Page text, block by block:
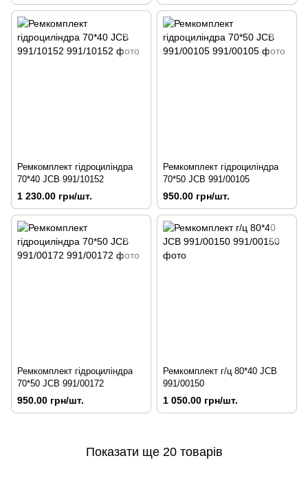
Ремкомплект гідроциліндра
70*40 JCB 991/10152
1 230.00 грн/шт.
Ремкомплект гідроциліндра
70*50 JCB 991/00105
950.00 грн/шт.
Ремкомплект гідроциліндра
70*50 JCB 991/00172
950.00 грн/шт.
Ремкомплект г/ц 80*40 JCB
991/00150
1 050.00 грн/шт.
Показати ще 20 товарів